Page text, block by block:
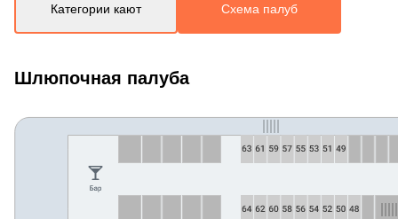
Категории кают Схема палуб
Шлюпочная палуба